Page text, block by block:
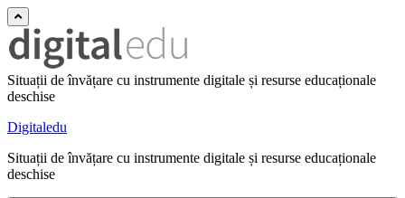
Situații de învățare cu instrumente digitale și resurse educaționale
deschise
Digitaledu
Situații de învățare cu instrumente digitale și resurse educaționale
deschise